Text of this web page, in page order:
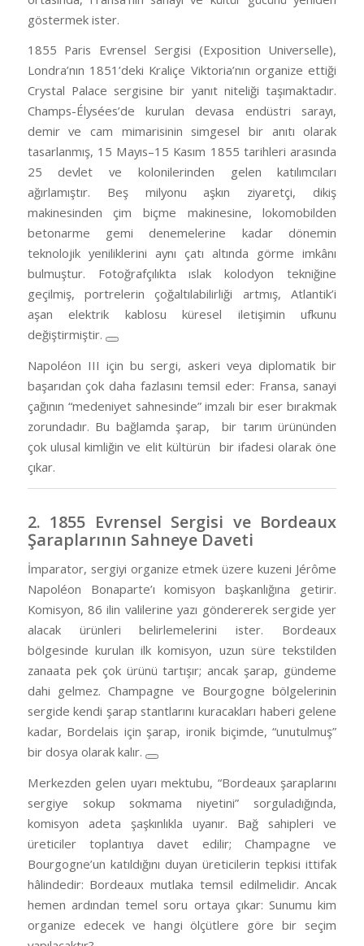
göstermek ister.
1855 Paris Evrensel Sergisi (Exposition Universelle),
Londra’nın 1851’deki Kraliçe Viktoria’nın organize ettiği
Crystal Palace sergisine bir yanıt niteliği taşımaktadır.
Champs-Élysées’de kurulan devasa endüstri sarayı,
demir ve cam mimarisinin simgesel bir anıtı olarak
tasarlanmış, 15 Mayıs–15 Kasım 1855 tarihleri arasında
25 devlet ve kolonilerinden gelen katılımcıları
ağırlamıştır. Beş milyonu aşkın ziyaretçi, dikiş
makinesinden çim biçme makinesine, lokomobilden
betonarme gemi denemelerine kadar dönemin
teknolojik yeniliklerini aynı çatı altında görme imkânı
bulmuştur. Fotoğrafçılıkta ıslak kolodyon tekniğine
geçilmiş, portrelerin çoğaltılabilirliği artmış, Atlantik’i
aşan elektrik kablosu küresel iletişimin ufkunu
değiştirmiştir.
Napoléon III için bu sergi, askeri veya diplomatik bir
başarıdan çok daha fazlasını temsil eder: Fransa, sanayi
çağının “medeniyet sahnesinde” imzalı bir eser bırakmak
zorundadır. Bu bağlamda şarap, bir tarım ürününden
çok ulusal kimliğin ve elit kültürün bir ifadesi olarak öne
çıkar.
2. 1855 Evrensel Sergisi ve Bordeaux
Şaraplarının Sahneye Daveti
İmparator, sergiyi organize etmek üzere kuzeni Jérôme
Napoléon Bonaparte’ı komisyon başkanlığına getirir.
Komisyon, 86 ilin valilerine yazı göndererek sergide yer
alacak ürünleri belirlemelerini ister. Bordeaux
bölgesinde kurulan ilk komisyon, uzun süre tekstilden
zanaata pek çok ürünü tartışır; ancak şarap, gündeme
dahi gelmez. Champagne ve Bourgogne bölgelerinin
sergide kendi şarap stantlarını kuracakları haberi gelene
kadar, Bordelais için şarap, ironik biçimde, “unutulmuş”
bir dosya olarak kalır.
Merkezden gelen uyarı mektubu, “Bordeaux şaraplarını
sergiye sokup sokmama niyetini” sorguladığında,
komisyon adeta şaşkınlıkla uyanır. Bağ sahipleri ve
üreticiler toplantıya davet edilir; Champagne ve
Bourgogne’un katıldığını duyan üreticilerin tepkisi ittifak
hâlindedir: Bordeaux mutlaka temsil edilmelidir. Ancak
hemen ardından temel soru ortaya çıkar: Sunumu kim
organize edecek ve hangi ölçütlere göre bir seçim